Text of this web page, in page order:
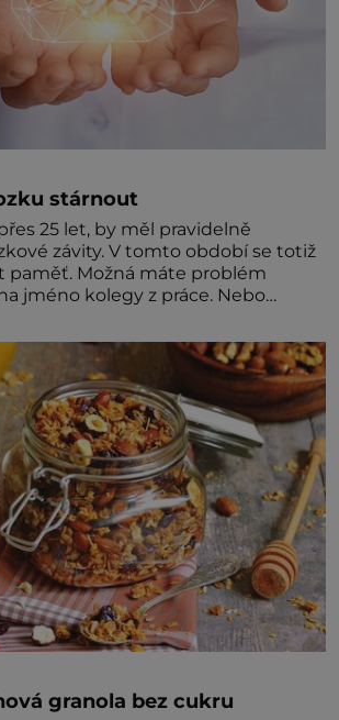
stárnout
25 let, by měl pravidelně
závity. V tomto období se totiž
paměť. Možná máte problém
jméno kolegy z práce. Nebo
Je to opravdu tak, s věkem jako
rozhodla stávkovat. Cvičte
granola bez cukru